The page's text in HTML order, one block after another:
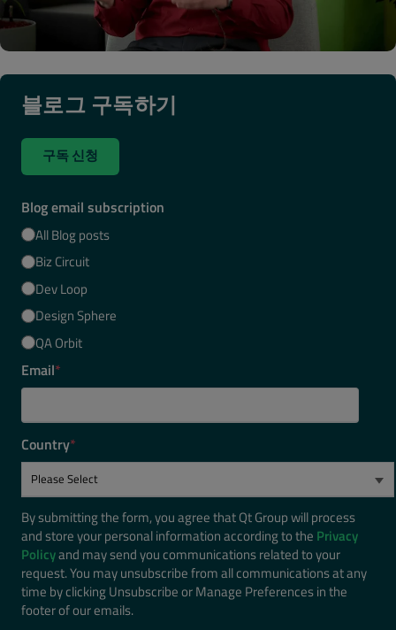
블로그 구독하기
구독 신청
Blog email subscription
All Blog posts
Biz Circuit
Dev Loop
Design Sphere
QA Orbit
Email*
Country*
By submitting the form, you agree that Qt Group will process
and store your personal information according to the Privacy
Policyand may send you communications related to your
request. You may unsubscribe from all communications at any
time by clicking Unsubscribe or Manage Preferences in the
footer of our emails.